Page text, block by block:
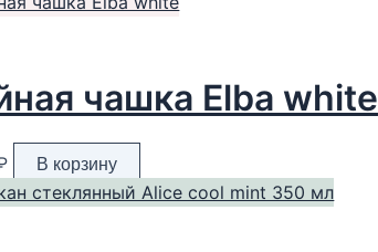
чашка Elba white
В корзину